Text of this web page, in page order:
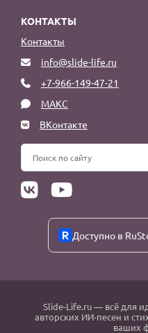
КОНТАКТЫ
Контакты
info@slide-life.ru
+7-966-149-47-21
МАКС
ВКонтакте
Доступно в
Slide-Life.ru— всё для
авторских ИИ-песен и
ваших